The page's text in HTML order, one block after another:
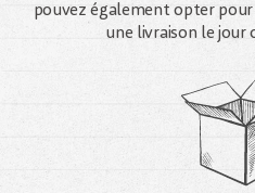
pouvez également opter
une livraison le jour